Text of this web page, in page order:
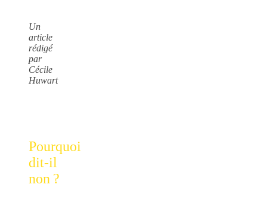
Un
article
rédigé
par
Cécile
Huwart
Pourquoi
dit-il
non ?